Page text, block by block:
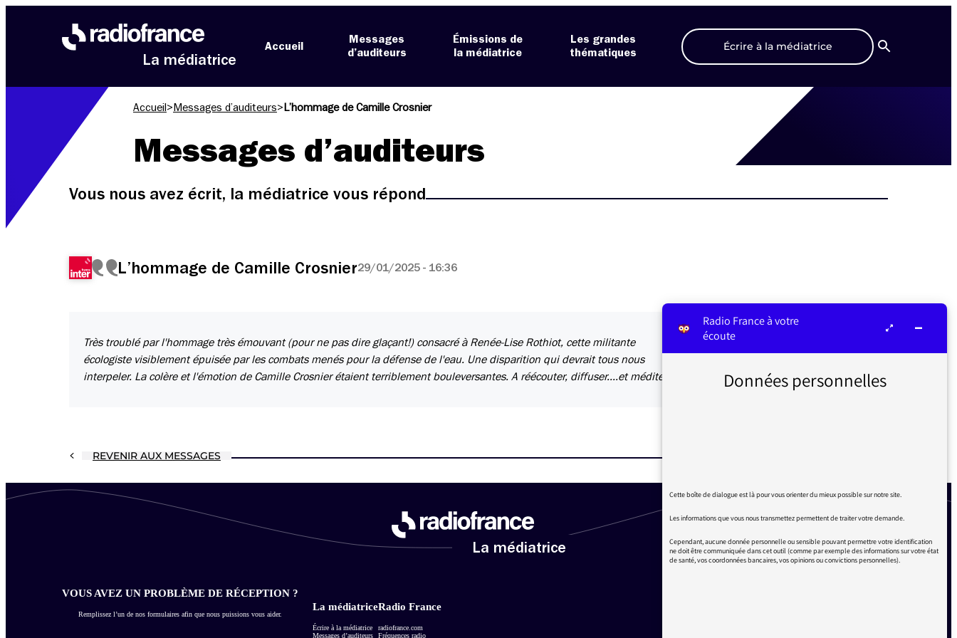
La médiatrice
Accueil
Messages
d’auditeurs
Émissions de
la médiatrice
Les grandes
thématiques
Écrire à la médiatrice
Recherche
Accueil > Messages d’auditeurs> L’hommage de Camille Crosnier
Messages d’auditeurs
Vous nous avez écrit, la médiatrice vous répond
L’hommage de Camille Crosnier29/01/2025 - 16:36
Très troublé par l'hommage très émouvant (pour ne pas dire glaçant!) consacré à Renée-Lise Rothiot, cette militante
écologiste visiblement épuisée par les combats menés pour la défense de l'eau. Une disparition qui devrait tous nous
interpeler. La colère et l'émotion de Camille Crosnier étaient terriblement bouleversantes. A réécouter, diffuser....et méditer.
REVENIR AUX MESSAGES
La médiatrice
VOUS AVEZ UN PROBLÈME DE RÉCEPTION ?
Remplissez l’un de nos formulaires afin que nous puissions vous aider.
La médiatrice
Écrire à la médiatrice
Messages d’auditeurs
Radio France
radiofrance.com
Fréquences radio
Radio France à votre
écoute
Données personnelles
Cette boîte de dialogue est là pour vous orienter du mieux possible sur notre site.
Les informations que vous nous transmettez permettent de traiter votre demande.
Cependant, aucune donnée personnelle ou sensible pouvant permettre votre identification
ne doit être communiquée dans cet outil (comme par exemple des informations sur votre état
de santé, vos coordonnées bancaires, vos opinions ou convictions personnelles).